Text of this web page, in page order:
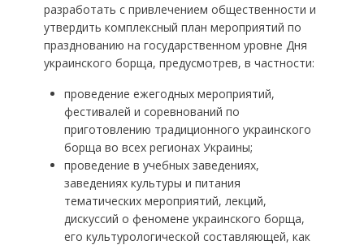
разработать с привлечением общественности и
утвердить комплексный план мероприятий по
празднованию на государственном уровне Дня
украинского борща, предусмотрев, в частности:
проведение ежегодных мероприятий,
фестивалей и соревнований по
приготовлению традиционного украинского
борща во всех регионах Украины;
проведение в учебных заведениях,
заведениях культуры и питания
тематических мероприятий, лекций,
дискуссий о феномене украинского борща,
его культурологической составляющей, как